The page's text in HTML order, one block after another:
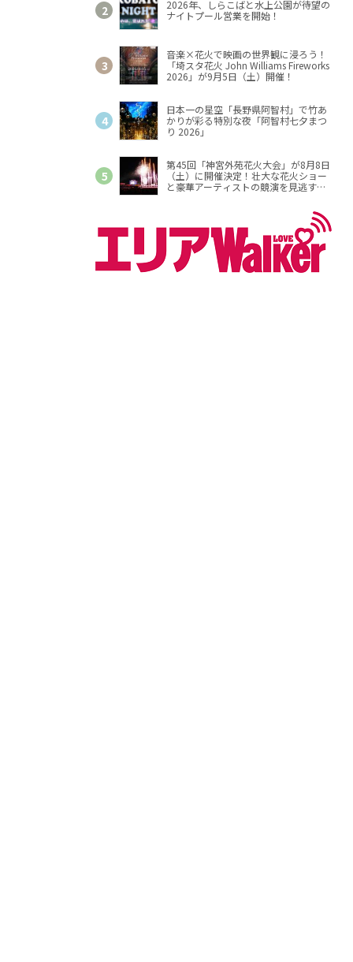
2026年、しらこばと水上公園が待望の
ナイトプール営業を開始！
音楽×花火で映画の世界観に浸ろう！
「埼スタ花火 John Williams Fireworks
2026」が9月5日（土）開催！
日本一の星空「長野県阿智村」で竹あ
かりが彩る特別な夜「阿智村七夕まつ
り 2026」
第45回「神宮外苑花火大会」が8月8日
（土）に開催決定！壮大な花火ショー
と豪華アーティストの競演を見逃す